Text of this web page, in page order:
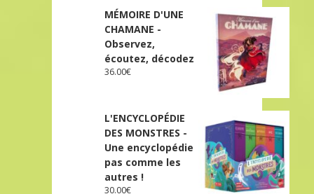
MÉMOIRE D'UNE
CHAMANE -
Observez,
écoutez, décodez
36.00€
L'ENCYCLOPÉDIE
DES MONSTRES -
Une encyclopédie
pas comme les
autres !
30.00€